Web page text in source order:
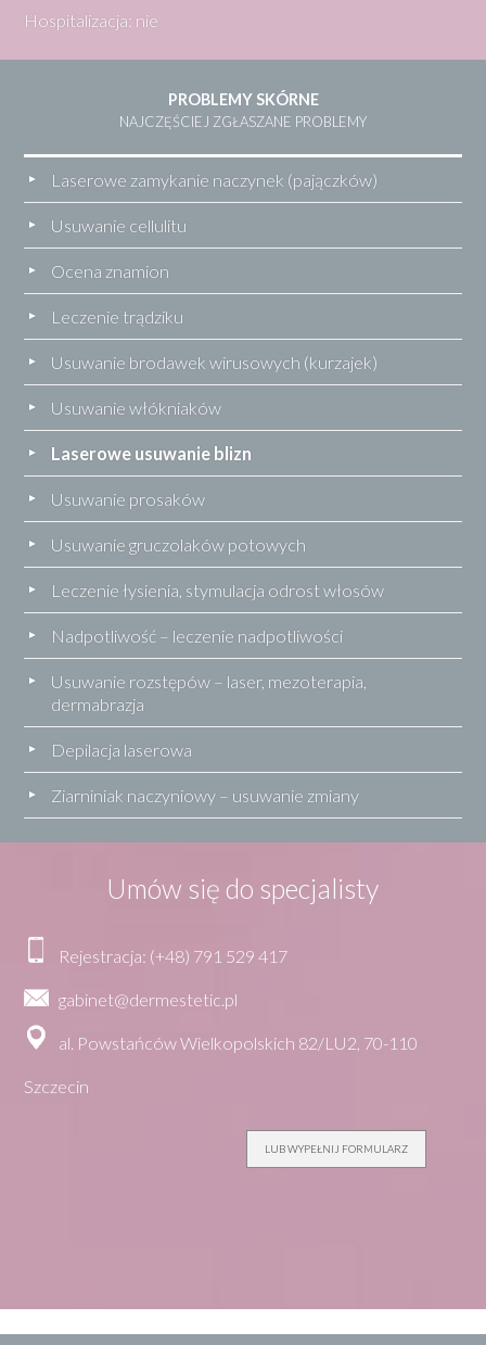
Hospitalizacja: nie
PROBLEMY SKÓRNE
NAJCZĘŚCIEJ ZGŁASZANE PROBLEMY
Laserowe zamykanie naczynek (pajączków)
Usuwanie cellulitu
Ocena znamion
Leczenie trądziku
Usuwanie brodawek wirusowych (kurzajek)
Usuwanie włókniaków
Laserowe usuwanie blizn
Usuwanie prosaków
Usuwanie gruczolaków potowych
Leczenie łysienia, stymulacja odrost włosów
Nadpotliwość – leczenie nadpotliwości
Usuwanie rozstępów – laser, mezoterapia,
dermabrazja
Depilacja laserowa
Ziarniniak naczyniowy – usuwanie zmiany
Umów się do specjalisty
Rejestracja: (+48) 791 529 417
gabinet@dermestetic.pl
al. Powstańców Wielkopolskich 82/LU2, 70-110
Szczecin
LUB WYPEŁNIJ FORMULARZ